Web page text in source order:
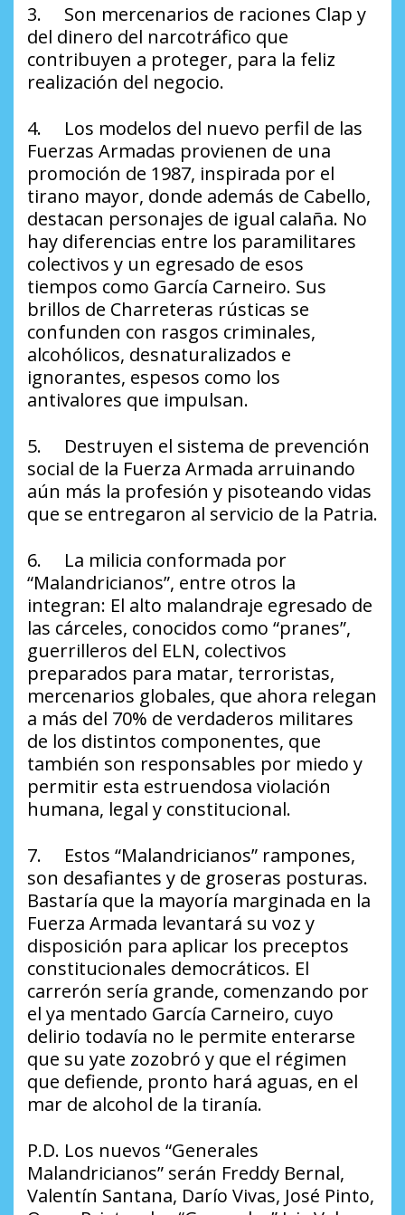
3. Son mercenarios de raciones Clap y
del dinero del narcotráfico que
contribuyen a proteger, para la feliz
realización del negocio.
4. Los modelos del nuevo perfil de las
Fuerzas Armadas provienen de una
promoción de 1987, inspirada por el
tirano mayor, donde además de Cabello,
destacan personajes de igual calaña. No
hay diferencias entre los paramilitares
colectivos y un egresado de esos
tiempos como García Carneiro. Sus
brillos de Charreteras rústicas se
confunden con rasgos criminales,
alcohólicos, desnaturalizados e
ignorantes, espesos como los
antivalores que impulsan.
5. Destruyen el sistema de prevención
social de la Fuerza Armada arruinando
aún más la profesión y pisoteando vidas
que se entregaron al servicio de la Patria.
6. La milicia conformada por
“Malandricianos”, entre otros la
integran: El alto malandraje egresado de
las cárceles, conocidos como “pranes”,
guerrilleros del ELN, colectivos
preparados para matar, terroristas,
mercenarios globales, que ahora relegan
a más del 70% de verdaderos militares
de los distintos componentes, que
también son responsables por miedo y
permitir esta estruendosa violación
humana, legal y constitucional.
7. Estos “Malandricianos” rampones,
son desafiantes y de groseras posturas.
Bastaría que la mayoría marginada en la
Fuerza Armada levantará su voz y
disposición para aplicar los preceptos
constitucionales democráticos. El
carrerón sería grande, comenzando por
el ya mentado García Carneiro, cuyo
delirio todavía no le permite enterarse
que su yate zozobró y que el régimen
que defiende, pronto hará aguas, en el
mar de alcohol de la tiranía.
P.D. Los nuevos “Generales
Malandricianos” serán Freddy Bernal,
Valentín Santana, Darío Vivas, José Pinto,